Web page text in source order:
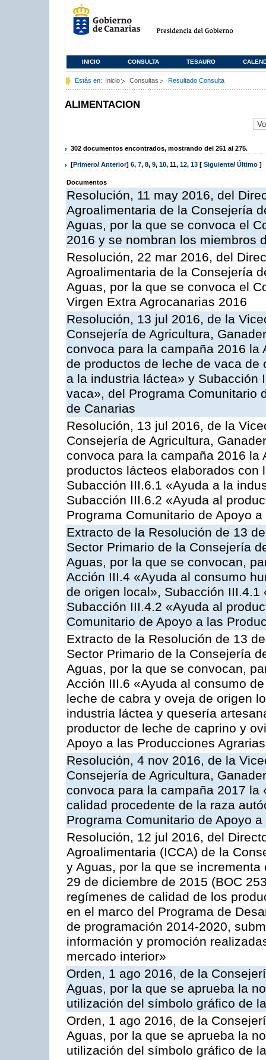
INICIO CONSULTA TESAURO
Estás en: Inicio Consultas Resultado Consulta
ALIMENTACION
302 documentos encontrados, mostrando del 251 al 275.
[Primero/ Anterior] 6, 7, 8, 9, 10, 11, 12, 13 [ Siguiente/ Último ]
Documentos
Resolución, 11 may 2016, del
Agroalimentaria de la Consejería
Aguas, por la que se convoca el
2016 y se nombran los miembros
Resolución, 22 mar 2016, del
Agroalimentaria de la Consejería
Aguas, por la que se convoca el
Virgen Extra Agrocanarias 2016
Resolución, 13 jul 2016, de la
Consejería de Agricultura,
convoca para la campaña 2016
de productos de leche de vaca
a la industria láctea» y Subacción
vaca», del Programa Comunitario
de Canarias
Resolución, 13 jul 2016, de la
Consejería de Agricultura,
convoca para la campaña 2016
productos lácteos elaborados
Subacción III.6.1 «Ayuda a la
Subacción III.6.2 «Ayuda al
Programa Comunitario de Apoyo
Extracto de la Resolución de 13
Sector Primario de la Consejería
Aguas, por la que se convocan,
Acción III.4 «Ayuda al consumo
de origen local», Subacción
Subacción III.4.2 «Ayuda al
Comunitario de Apoyo a las
Extracto de la Resolución de 13
Sector Primario de la Consejería
Aguas, por la que se convocan,
Acción III.6 «Ayuda al consumo
leche de cabra y oveja de origen
industria láctea y quesería
productor de leche de caprino y
Apoyo a las Producciones
Resolución, 4 nov 2016, de la
Consejería de Agricultura,
convoca para la campaña 2017
calidad procedente de la raza
Programa Comunitario de Apoyo
Resolución, 12 jul 2016, del
Agroalimentaria (ICCA) de la
y Aguas, por la que se
29 de diciembre de 2015 (BOC
regímenes de calidad de los
en el marco del Programa de
de programación 2014-2020,
información y promoción
mercado interior»
Orden, 1 ago 2016, de la
Aguas, por la que se aprueba la
utilización del símbolo gráfico de
Orden, 1 ago 2016, de la
Aguas, por la que se aprueba la
utilización del símbolo gráfico de